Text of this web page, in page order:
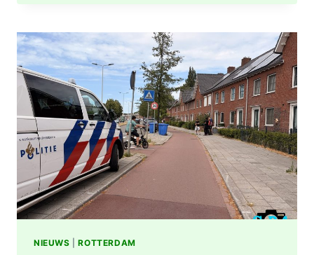
AANRIJDING
PITTSBURGHSTRAAT
IN
ROTTERDAM
NIEUWS |ROTTERDAM